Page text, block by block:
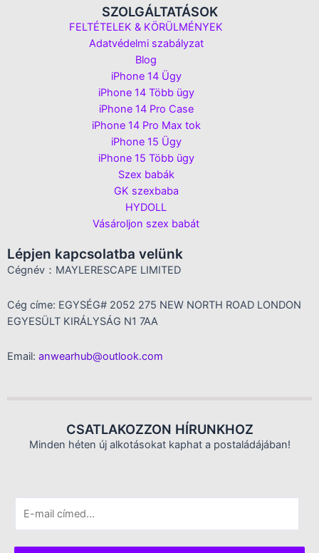
SZOLGÁLTATÁSOK
FELTÉTELEK & KÖRÜLMÉNYEK
Adatvédelmi szabályzat
Blog
iPhone 14 Ügy
iPhone 14 Több ügy
iPhone 14 Pro Case
iPhone 14 Pro Max tok
iPhone 15 Ügy
iPhone 15 Több ügy
Szex babák
GK szexbaba
HYDOLL
Vásároljon szex babát
Lépjen kapcsolatba velünk
Cégnév：MAYLERESCAPE LIMITED
Cég címe: EGYSÉG# 2052 275 NEW NORTH ROAD LONDON
EGYESÜLT KIRÁLYSÁG N1 7AA
Email: anwearhub@outlook.com
CSATLAKOZZON HÍRUNKHOZ
Minden héten új alkotásokat kaphat a postaládájában!